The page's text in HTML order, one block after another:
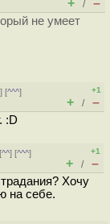
+ / –
не умеет
] [^^^]
+1
+ / –
:D
^^] [^^^]
+1
+ / –
Хочу
на себе.